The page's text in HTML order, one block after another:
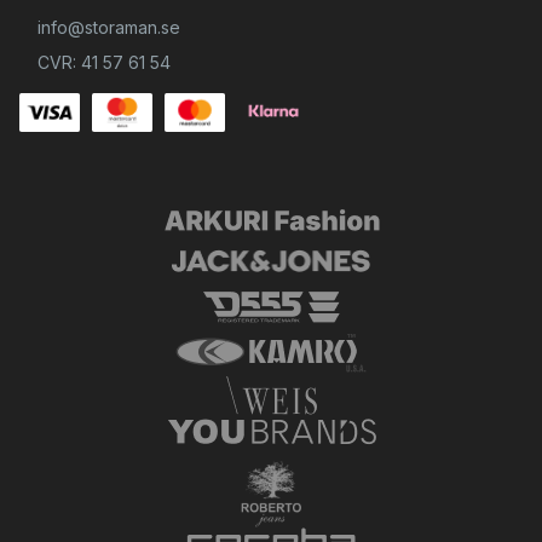
skjorta med korta ärmar är att skjortan har rätt storlek. Även den
mest eleganta skjortan kommer nämligen att se slarvig ut om den
sitter för tight eller för löst på kroppen.
För många män kan det vara en utmaning att hitta en passande
skjortstorlek i vanliga klädbutiker, men hos StoraMan.se är det
6XL, 7XL, 8XL, 9XL och 10XL kommer du inte att leta förgäves hos
Och du har inte bara stor valfrihet när det gäller storlekar, utan
också när det gäller färger och designer. Du kan nämligen välja
allt från kortärmade business-skjortor till skjortor med häftiga
ryggmärken och denimskjortor med korta ärmar.
Vet du redan exakt vad du letar efter? Då har du möjlighet att få
ditt köp snabbt. Till vänster på vår hemsida hittar du nämligen ett
smart sökfilter där du kan anpassa det urval som visas för dig.
Kryssa bara för dina preferenser, så visar vi dig endast de
Hitta din skjorta med korta
info@storaman.se
CVR: 41 57 61 54